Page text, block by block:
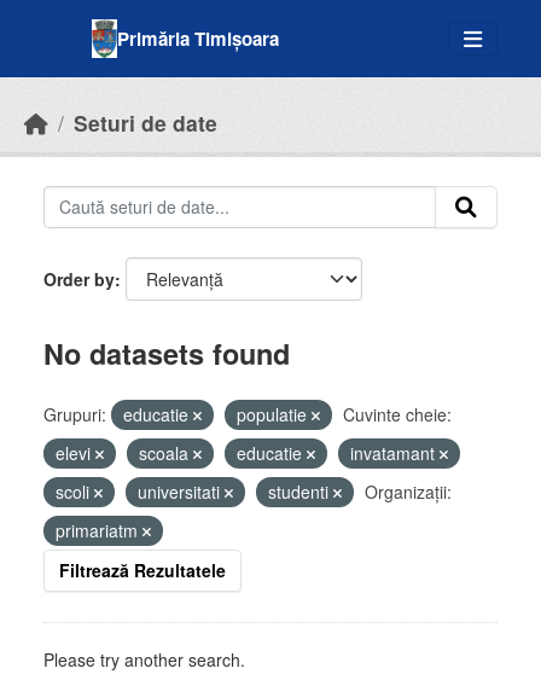
Primăria Timișoara
Seturi de date
Order by
No datasets found
Grupuri: educatie populatie
Cuvinte cheie:
elevi
scoala educatie
invatamant
scoli
universitati studenti
Organizații:
primariatm
Filtrează Rezultatele
Please try another search.